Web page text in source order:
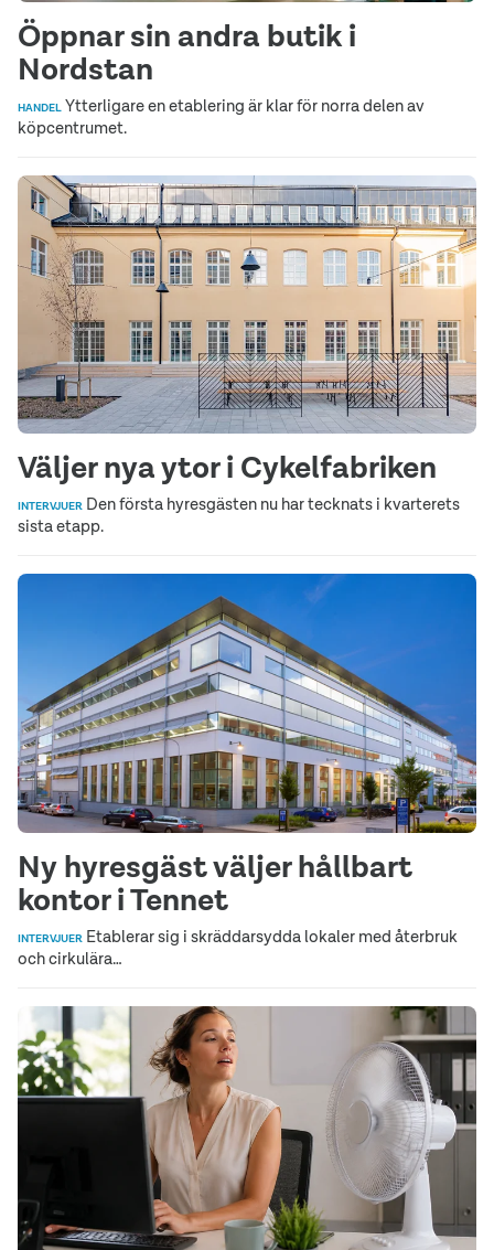
Öppnar sin andra butik i
Nordstan
HANDEL Ytterligare en etablering är klar för norra delen av
köpcentrumet.
Väljer nya ytor i Cykelfabriken
INTERVJUER Den första hyresgästen nu har tecknats i kvarterets
sista etapp.
Ny hyresgäst väljer hållbart
kontor i Tennet
INTERVJUER Etablerar sig i skräddarsydda lokaler med återbruk
och cirkulära…